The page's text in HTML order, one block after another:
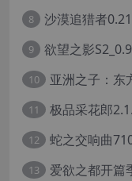
8
9
10
11
12
13